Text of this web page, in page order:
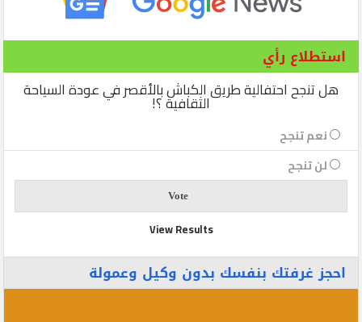
استطلاع رأي
هل تنجح احتفالية طريق الكباش بالأقصر في عودة السياحة
الثقافية ؟!
نعم تنجح
لن تنجح
View Results
احجز غرفتك بنفسك بدون وكيل وعمولة